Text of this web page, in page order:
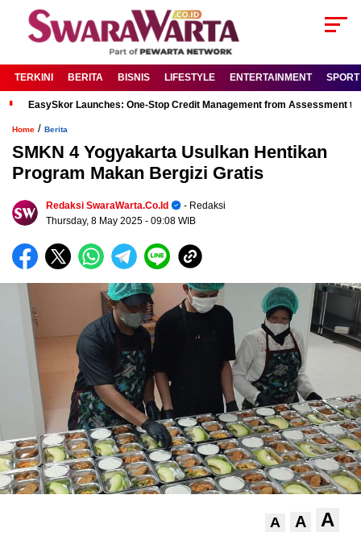
TERKINI BERITA BISNIS LIFESTYLE ENTERTAINMENT SPORT
EasySkor Launches: One-Stop Credit Management from Assessment
Home / Berita
SMKN 4 Yogyakarta Usulkan Hentikan
Program Makan Bergizi Gratis
Redaksi SwaraWarta.co.id
- Redaksi
Thursday, 8 May 2025 - 09:08 WIB
A A A